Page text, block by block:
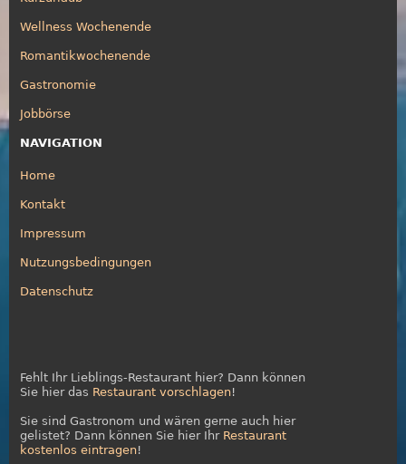
Wellness Wochenende
Romantikwochenende
Gastronomie
Jobbörse
NAVIGATION
Home
Kontakt
Impressum
Nutzungsbedingungen
Datenschutz
Fehlt Ihr Lieblings-Restaurant hier? Dann können
Sie hier das Restaurant vorschlagen!
Sie sind Gastronom und wären gerne auch hier
gelistet? Dann können Sie hier Ihr Restaurant
kostenlos eintragen!